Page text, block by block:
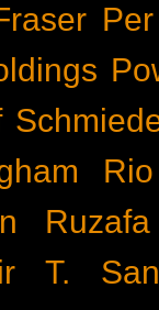
Rio
Ruzafa
T.